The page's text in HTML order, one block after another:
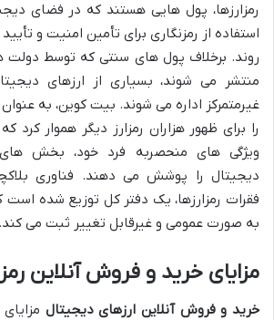
رمزارزها، پول هایی هستند که در فضای
استفاده از رمزنگاری برای تأمین امنیت و
روند. برخلاف پول های سنتی که توسط دولت
منتشر می شوند، بسیاری از ارزهای
غیرمتمرکز اداره می شوند. بیت کوین، به
را برای ظهور هزاران رمزارز دیگر هموار کرد
ویژگی های منحصربه فرد خود، بخش های
دیجیتال را پوشش می دهند. فناوری
فقرات رمزارزها، یک دفتر کل توزیع شده است
به صورت عمومی و غیرقابل تغییر ثبت می کند.
مزایای خرید و فروش آنلاین
خرید و فروش آنلاین ارزهای دیجیتال